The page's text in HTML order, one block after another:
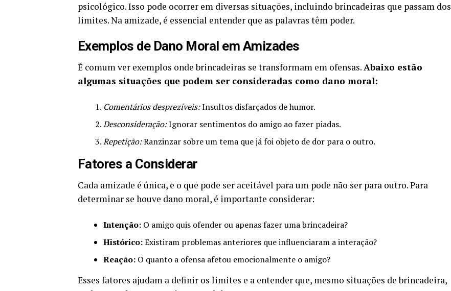
psicológico. Isso pode ocorrer em diversas situações, incluindo brincadeiras que passam dos
limites. Na amizade, é essencial entender que as palavras têm poder.
Exemplos de Dano Moral em Amizades
É comum ver exemplos onde brincadeiras se transformam em ofensas.Abaixo estão
algumas situações que podem ser consideradas como dano moral:
Comentários desprezíveis:Insultos disfarçados de humor.
Desconsideração:Ignorar sentimentos do amigo ao fazer piadas.
Repetição:Ranzinzar sobre um tema que já foi objeto de dor para o outro.
Fatores a Considerar
Cada amizade é única, e o que pode ser aceitável para um pode não ser para outro. Para
determinar se houve dano moral, é importante considerar:
Intenção: O amigo quis ofender ou apenas fazer uma brincadeira?
Histórico:Existiram problemas anteriores que influenciaram a interação?
Reação: O quanto a ofensa afetou emocionalmente o amigo?
Esses fatores ajudam a definir os limites e a entender que, mesmo situações de brincadeira,